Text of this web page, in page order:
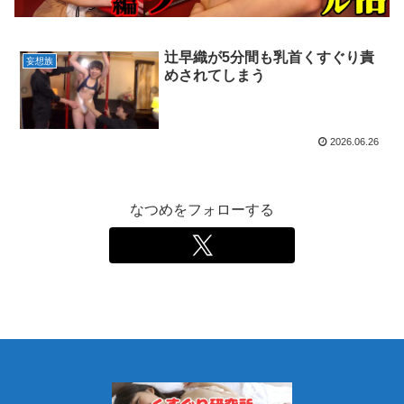
妄想族
辻早織が5分間も乳首くすぐり責
めされてしまう
2026.06.26
なつめをフォローする